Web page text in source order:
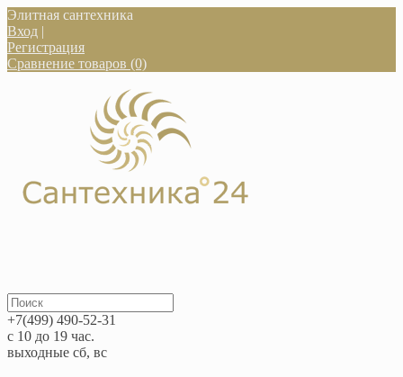
Элитная сантехника
Вход |
Регистрация
Сравнение товаров (0)
+7(499) 490-52-31
с 10 до 19 час.
выходные сб, вс